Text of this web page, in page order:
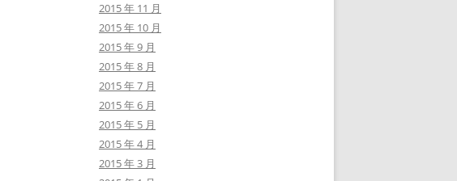
2015 年 11 月
2015 年 10 月
2015 年 9 月
2015 年 8 月
2015 年 7 月
2015 年 6 月
2015 年 5 月
2015 年 4 月
2015 年 3 月